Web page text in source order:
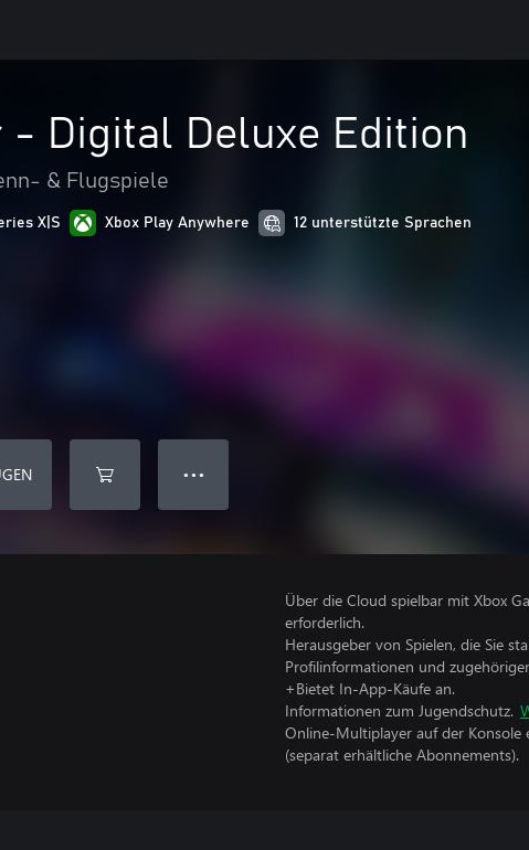
- Digital Deluxe Edition
& Flugspiele
X|S Xbox Play Anywhere 12 unterstützte Sprachen
● ● ●
Über die Cloud spielbar mit Xbox
erforderlich.
Herausgeber von Spielen, die Sie
Profilinformationen und
+Bietet In-App-Käufe an.
Informationen zum Jugendschutz.
Online-Multiplayer auf der Konsole
(separat erhältliche Abonnements).